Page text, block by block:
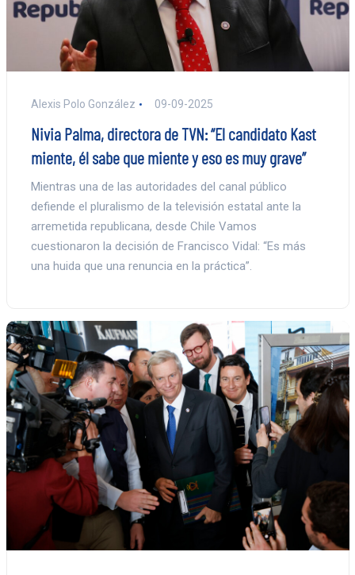
Alexis Polo González 09-09-2025
Nivia Palma, directora de TVN: “El candidato Kast
miente, él sabe que miente y eso es muy grave”
Mientras una de las autoridades del canal público
defiende el pluralismo de la televisión estatal ante la
arremetida republicana, desde Chile Vamos
cuestionaron la decisión de Francisco Vidal: “Es más
una huida que una renuncia en la práctica”.